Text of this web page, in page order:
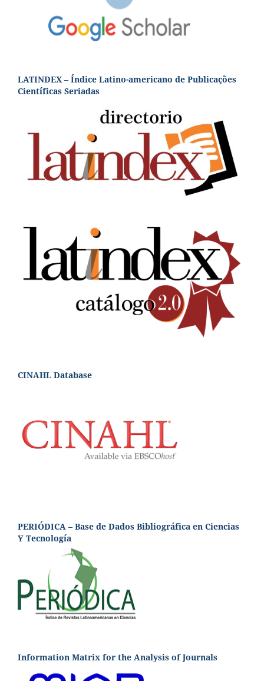
LATINDEX – Índice Latino-americano de Publicações
Científicas Seriadas
CINAHL Database
PERIÓDICA – Base de Dados Bibliográfica en Ciencias
Y Tecnología
Information Matrix for the Analysis of Journals